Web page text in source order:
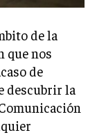
de la
que nos
de
descubrir la